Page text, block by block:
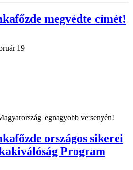
megvédte címét!
19
legnagyobb versenyén!
országos sikerei
Program